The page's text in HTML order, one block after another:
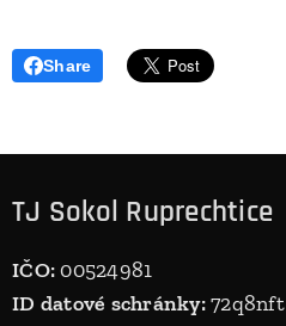
Share
TJ Sokol Ruprechtice
IČO:00524981
ID datové schránky:72q8nft